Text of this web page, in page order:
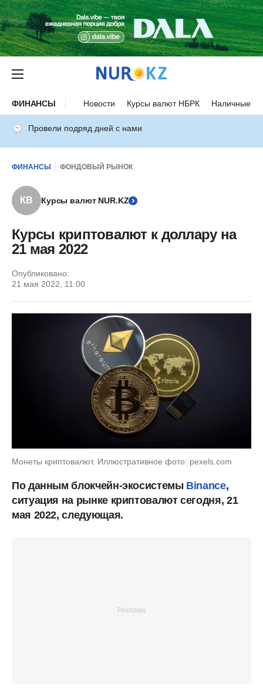
ФИНАНСЫ Новости Курсы валют НБРК Наличные
Провели подряд дней с нами
ФИНАНСЫ ФОНДОВЫЙ РЫНОК
КВ Курсы валют NUR.KZ
Курсы криптовалют к доллару на
21 мая 2022
Опубликовано:
21 мая 2022, 11:00
Монеты криптовалют. Иллюстративное фото: pexels.com
По данным блокчейн-экосистемы Binance,
ситуация на рынке криптовалют сегодня, 21
мая 2022, следующая.